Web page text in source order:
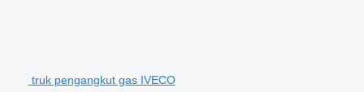
truk pengangkut gas IVECO